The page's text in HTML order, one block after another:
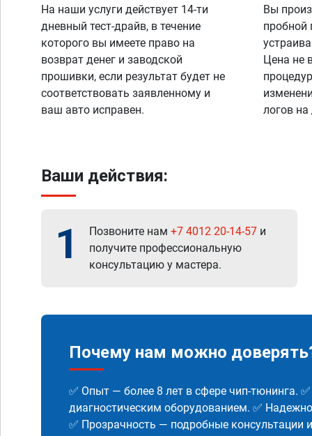
На наши услуги действует 14-ти
дневный тест-драйв, в течение
которого вы имеете право на
возврат денег и заводской
прошивки, если результат будет не
соответствовать заявленному и
ваш авто исправен.
Вы
пробной
Цена не
логов на
Ваши действия:
1 Позвоните нам +7 4012 20-14-57 и
получите профессиональную
консультацию у мастера.
Почему нам можно
✅ Опыт — более 8 лет в сфере чип-тюнинга.
диагностическим оборудованием. ✅
✅ Прозрачность — подробные консультации